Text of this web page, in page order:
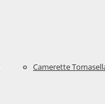
Camerette